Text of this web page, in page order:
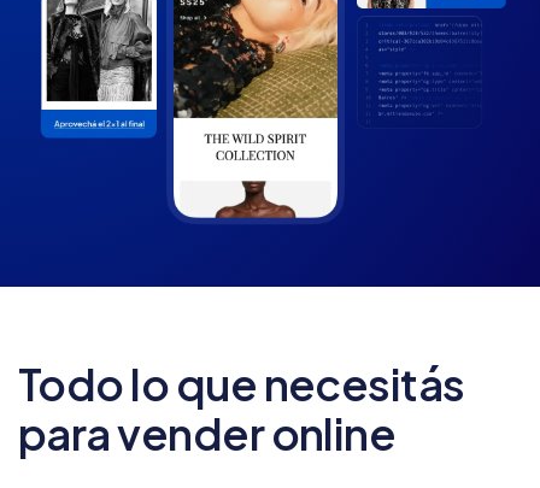
Todo lo que necesitás
para vender online